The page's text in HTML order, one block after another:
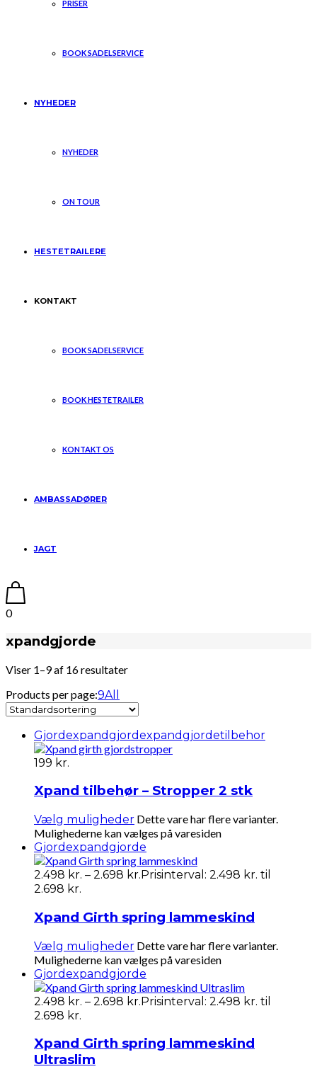
PRISER
BOOK SADELSERVICE
NYHEDER
NYHEDER
ON TOUR
HESTETRAILERE
KONTAKT
BOOK SADELSERVICE
BOOK HESTETRAILER
KONTAKT OS
AMBASSADØRER
JAGT
0
xpandgjorde
Viser 1–9 af 16 resultater
Products per page:9All
Gjordexpandgjordexpandgjordetilbehor
199 kr.
Xpand tilbehør – Stropper 2 stk
Vælg muligheder Dette vare har flere varianter.
Mulighederne kan vælges på varesiden
Gjordexpandgjorde
2.498 kr. – 2.698 kr.Prisinterval: 2.498 kr. til
2.698 kr.
Xpand Girth spring lammeskind
Vælg muligheder Dette vare har flere varianter.
Mulighederne kan vælges på varesiden
Gjordexpandgjorde
2.498 kr. – 2.698 kr.Prisinterval: 2.498 kr. til
2.698 kr.
Xpand Girth spring lammeskind
Ultraslim